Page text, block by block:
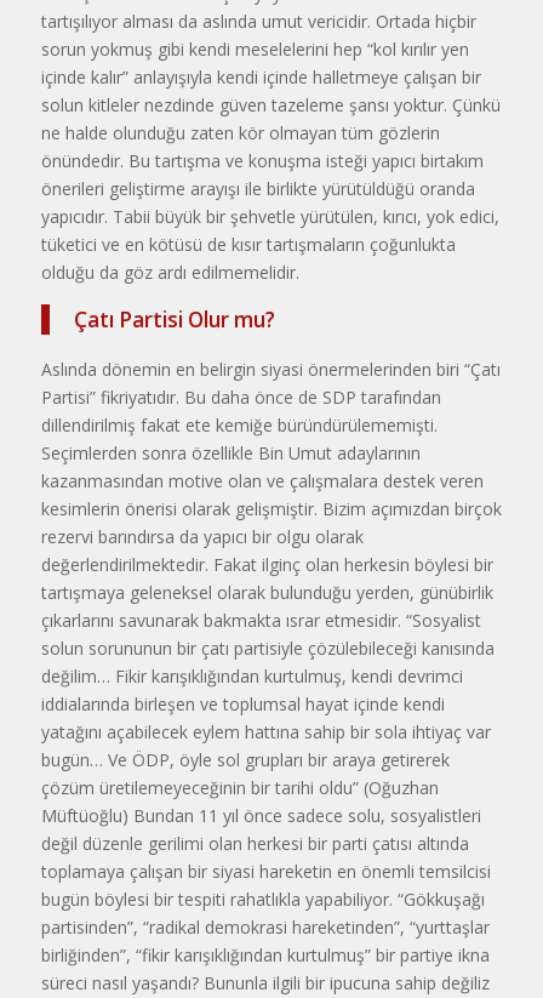
tartışılıyor alması da aslında umut vericidir. Ortada hiçbir
sorun yokmuş gibi kendi meselelerini hep “kol kırılır yen
içinde kalır” anlayışıyla kendi içinde halletmeye çalışan bir
solun kitleler nezdinde güven tazeleme şansı yoktur. Çünkü
ne halde olunduğu zaten kör olmayan tüm gözlerin
önündedir. Bu tartışma ve konuşma isteği yapıcı birtakım
önerileri geliştirme arayışı ile birlikte yürütüldüğü oranda
yapıcıdır. Tabii büyük bir şehvetle yürütülen, kırıcı, yok edici,
tüketici ve en kötüsü de kısır tartışmaların çoğunlukta
olduğu da göz ardı edilmemelidir.
Çatı Partisi Olur mu?
Aslında dönemin en belirgin siyasi önermelerinden biri “Çatı
Partisi” fikriyatıdır. Bu daha önce de SDP tarafından
dillendirilmiş fakat ete kemiğe büründürülememişti.
Seçimlerden sonra özellikle Bin Umut adaylarının
kazanmasından motive olan ve çalışmalara destek veren
kesimlerin önerisi olarak gelişmiştir. Bizim açımızdan birçok
rezervi barındırsa da yapıcı bir olgu olarak
değerlendirilmektedir. Fakat ilginç olan herkesin böylesi bir
tartışmaya geleneksel olarak bulunduğu yerden, günübirlik
çıkarlarını savunarak bakmakta ısrar etmesidir. “Sosyalist
solun sorununun bir çatı partisiyle çözülebileceği kanısında
değilim… Fikir karışıklığından kurtulmuş, kendi devrimci
iddialarında birleşen ve toplumsal hayat içinde kendi
yatağını açabilecek eylem hattına sahip bir sola ihtiyaç var
bugün… Ve ÖDP, öyle sol grupları bir araya getirerek
çözüm üretilemeyeceğinin bir tarihi oldu” (Oğuzhan
Müftüoğlu) Bundan 11 yıl önce sadece solu, sosyalistleri
değil düzenle gerilimi olan herkesi bir parti çatısı altında
toplamaya çalışan bir siyasi hareketin en önemli temsilcisi
bugün böylesi bir tespiti rahatlıkla yapabiliyor. “Gökkuşağı
partisinden”, “radikal demokrasi hareketinden”, “yurttaşlar
birliğinden”, “fikir karışıklığından kurtulmuş” bir partiye ikna
süreci nasıl yaşandı? Bununla ilgili bir ipucuna sahip değiliz